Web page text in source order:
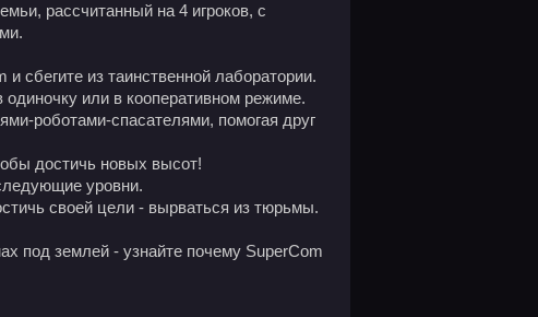
рассчитанный на 4 игроков, с
сбегите из таинственной лаборатории.
или в кооперативном режиме.
роботами-спасателями, помогая друг
достичь новых высот!
уровни.
своей цели - вырваться из тюрьмы.
под землей - узнайте почему SuperCom